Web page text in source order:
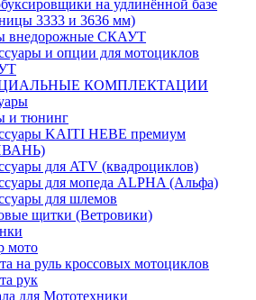
на удлинённой базе
3333 и 3636 мм)
внедорожные СКАУТ
и опции для мотоциклов
КОМПЛЕКТАЦИИ
и тюнинг
KAITI HEBE премиум
для ATV (квадроциклов)
для мопеда ALPHA (Альфа)
для шлемов
щитки (Ветровики)
мото
на руль кроссовых мотоциклов
рук
для Мототехники